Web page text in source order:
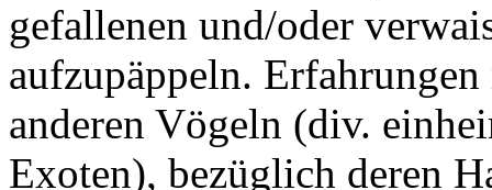
gefallenen und/oder
aufzupäppeln.
anderen Vögeln (div.
Exoten), bezüglich deren